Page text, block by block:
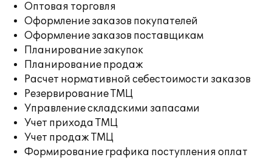
Оптовая торговля
Оформление заказов покупателей
Оформление заказов поставщикам
Планирование закупок
Планирование продаж
Расчет нормативной себестоимости заказов
Резервирование ТМЦ
Управление складскими запасами
Учет прихода ТМЦ
Учет продаж ТМЦ
Формирование графика поступления оплат